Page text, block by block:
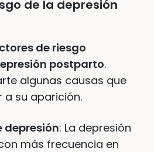
de la depresión
de riesgo
postparto.
algunas causas que
a su aparición.
depresión: La depresión
más frecuencia en